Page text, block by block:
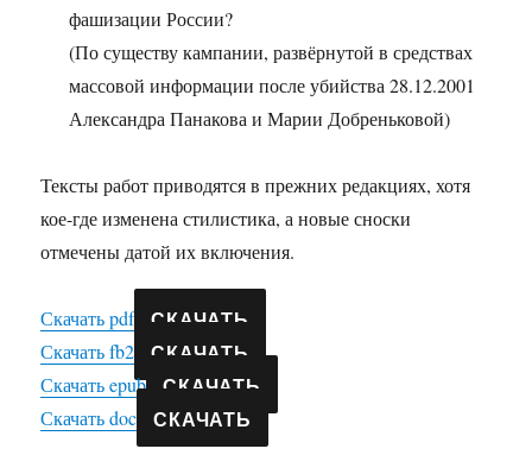
фашизации России?
(По существу кампании, развёрнутой в средствах
массовой информации после убийства 28.12.2001
Александра Панакова и Марии Добреньковой)
Тексты работ приводятся в прежних редакциях, хотя
кое-где изменена стилистика, а новые сноски
отмечены датой их включения.
Скачать pdf СКАЧАТЬ
Скачать fb2 СКАЧАТЬ
Скачать epub СКАЧАТЬ
Скачать doc СКАЧАТЬ